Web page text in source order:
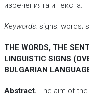
изреченията и текста.
Keywords:signs; words;
THE WORDS, THE
LINGUISTIC SIGNS
BULGARIAN
Abstract. The aim of